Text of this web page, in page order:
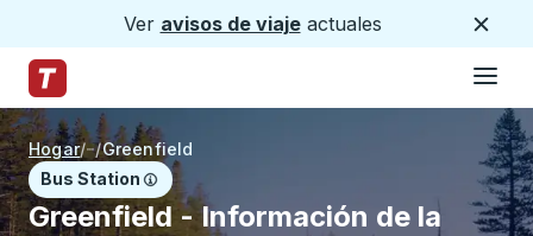
Ver avisos de viajeactuales
Página de inicio de Trailways
Hogar/ /Greenfield
Bus Station
Greenfield - Información de la